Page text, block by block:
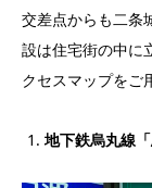
交差点からも二条
設は住宅街の中に
クセスマップをご
地下鉄烏丸線